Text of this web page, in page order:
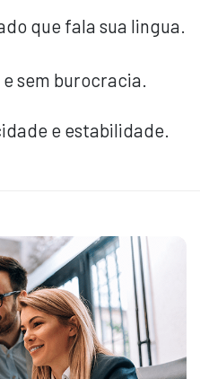
que fala sua lingua.
sem burocracia.
e estabilidade.